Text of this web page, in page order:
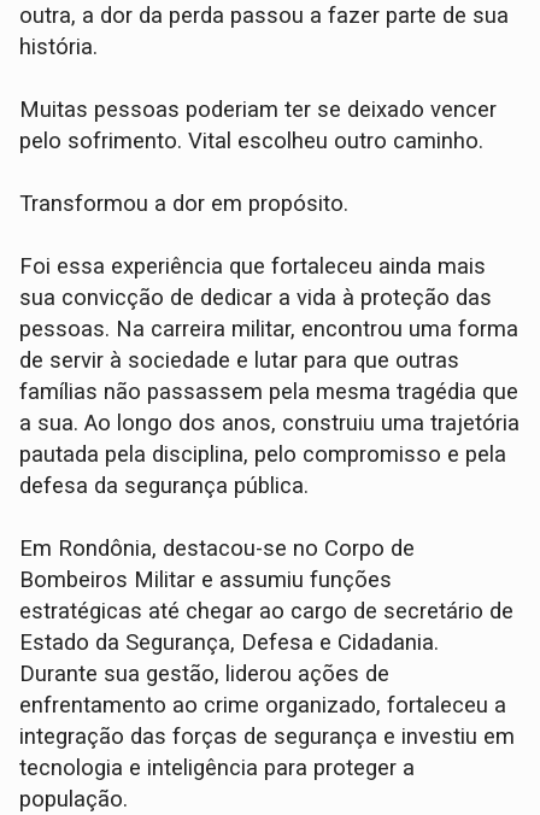
outra, a dor da perda passou a fazer parte de sua
história.
Muitas pessoas poderiam ter se deixado vencer
pelo sofrimento. Vital escolheu outro caminho.
Transformou a dor em propósito.
Foi essa experiência que fortaleceu ainda mais
sua convicção de dedicar a vida à proteção das
pessoas. Na carreira militar, encontrou uma forma
de servir à sociedade e lutar para que outras
famílias não passassem pela mesma tragédia que
a sua. Ao longo dos anos, construiu uma trajetória
pautada pela disciplina, pelo compromisso e pela
defesa da segurança pública.
Em Rondônia, destacou-se no Corpo de
Bombeiros Militar e assumiu funções
estratégicas até chegar ao cargo de secretário de
Estado da Segurança, Defesa e Cidadania.
Durante sua gestão, liderou ações de
enfrentamento ao crime organizado, fortaleceu a
integração das forças de segurança e investiu em
tecnologia e inteligência para proteger a
população.